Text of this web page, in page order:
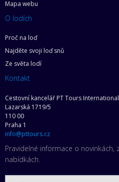
Mapa webu
O lodích
Proč na loď
Najděte svoji loď snů
Ze světa lodí
Kontakt
Cestovní kancelář PT Tours International
Lazarská 1719/5
110 00
Praha 1
info@pttours.cz
Pravidelné informace o novinkách,
nabídkách.